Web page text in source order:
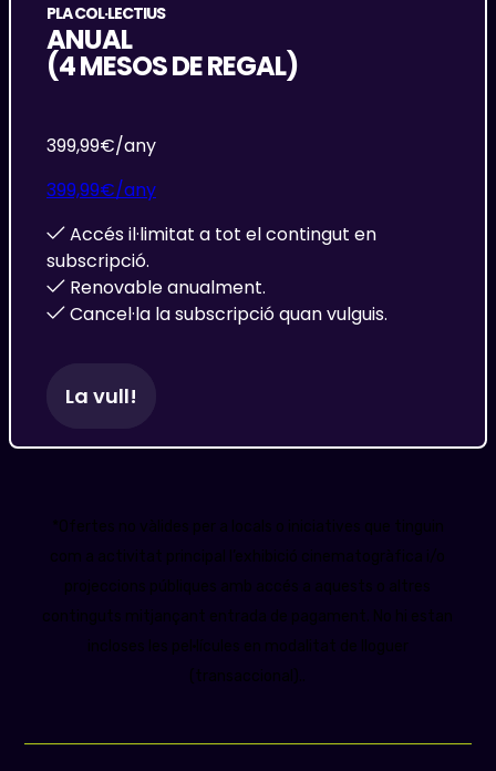
PLA COL·LECTIUS
ANUAL
(4 MESOS DE REGAL)
399,99€/any
399,99€/any
Accés il·limitat a tot el contingut en
subscripció.
Renovable anualment.
Cancel·la la subscripció quan vulguis.
La vull!
*Ofertes no vàlides per a locals o iniciatives que tinguin
com a activitat principal l’exhibició cinematogràfica i/o
projeccions públiques amb accés a aquests o altres
continguts mitjançant entrada de pagament. No hi estan
incloses les pel·lícules en modalitat de lloguer
(transaccional)..